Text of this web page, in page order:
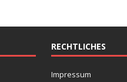
RECHTLICHES
Impressum